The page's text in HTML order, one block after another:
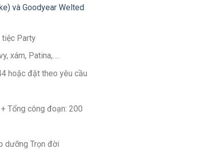
và Goodyear Welted
tiệc Party
xám, Patina,….
hoặc đặt theo yêu cầu
Tổng công đoạn: 200
dưỡng Trọn đời